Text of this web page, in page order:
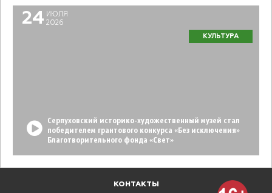
24 ИЮЛЯ
2026
КУЛЬТУРА
Серпуховский историко-художественный музей стал
победителем грантового конкурса «Без исключения»
Благотворительного фонда «Свет»
КОНТАКТЫ